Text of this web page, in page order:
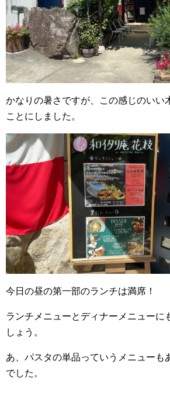
かなりの暑さですが、この感じのいい
ことにしました。
今日の昼の第一部のランチは満席！
ランチメニューとディナーメニューに
しょう。
あ、パスタの単品っていうメニューも
でした。